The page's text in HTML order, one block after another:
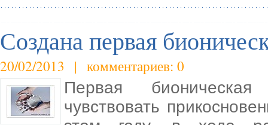
Создана первая
20/02/2013 | комментариев: 0
Первая
чувствовать